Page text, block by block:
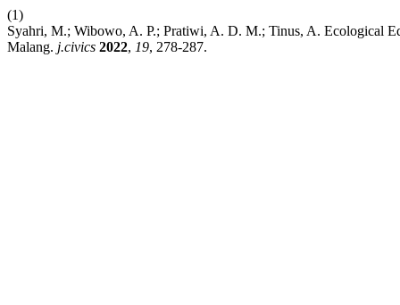
(1)
Syahri, M.; Wibowo, A. P.; Pratiwi, A. D. M.; Tinus, A. Ecological
Malang. j.civics 2022, 19, 278-287.